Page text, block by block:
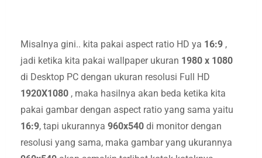
Misalnya gini.. kita pakai aspect ratio HD ya 16:9 ,
jadi ketika kita pakai wallpaper ukuran 1980 x 1080
di Desktop PC dengan ukuran resolusi Full HD
1920X1080 , maka hasilnya akan beda ketika kita
pakai gambar dengan aspect ratio yang sama yaitu
16:9, tapi ukurannya 960x540 di monitor dengan
resolusi yang sama, maka gambar yang ukurannya